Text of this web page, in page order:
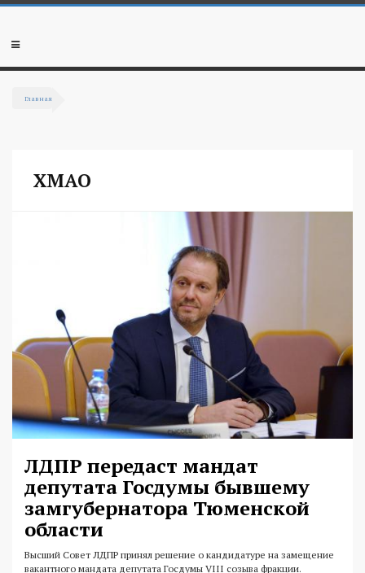
Перейти к основному содержанию
Мобильное
Главная
ХМАО
ЛДПР передаст мандат
депутата Госдумы бывшему
замгубернатора Тюменской
области
Высший Совет ЛДПР принял решение о кандидатуре на замещение
вакантного мандата депутата Госдумы VIII созыва фракции.